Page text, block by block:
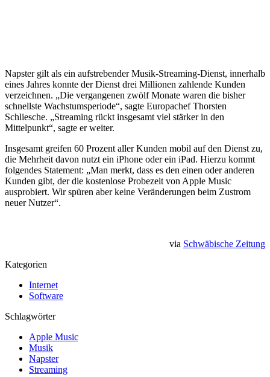
Napster gilt als ein aufstrebender Musik-Streaming-Dienst, innerhalb
eines Jahres konnte der Dienst drei Millionen zahlende Kunden
verzeichnen. „Die vergangenen zwölf Monate waren die bisher
schnellste Wachstumsperiode“, sagte Europachef Thorsten
Schliesche. „Streaming rückt insgesamt viel stärker in den
Mittelpunkt“, sagte er weiter.
Insgesamt greifen 60 Prozent aller Kunden mobil auf den Dienst zu,
die Mehrheit davon nutzt ein iPhone oder ein iPad. Hierzu kommt
folgendes Statement: „Man merkt, dass es den einen oder anderen
Kunden gibt, der die kostenlose Probezeit von Apple Music
ausprobiert. Wir spüren aber keine Veränderungen beim Zustrom
neuer Nutzer“.
via Schwäbische Zeitung
Kategorien
Internet
Software
Schlagwörter
Apple Music
Musik
Napster
Streaming